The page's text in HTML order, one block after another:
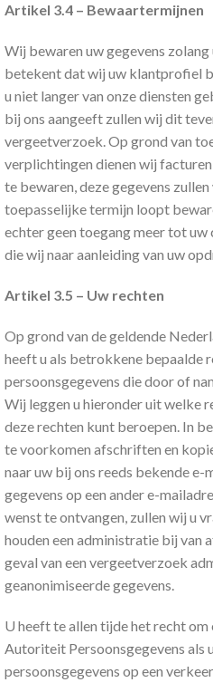
Artikel 3.4 – Bewaartermijnen
Wij bewaren uw gegevens
betekent dat wij uw klantprofiel
u niet langer van onze diensten
bij ons aangeeft zullen wij dit
vergeetverzoek. Op grond van
verplichtingen dienen wij
te bewaren, deze gegevens
toepasselijke termijn loopt
echter geen toegang meer tot
die wij naar aanleiding van uw
Artikel 3.5 – Uw rechten
Op grond van de geldende
heeft u als betrokkene bepaalde
persoonsgegevens die door of
Wij leggen u hieronder uit welke
deze rechten kunt beroepen. In
te voorkomen afschriften en
naar uw bij ons reeds bekende e-
gegevens op een ander e-
wenst te ontvangen, zullen wij u
houden een administratie bij van
geval van een vergeetverzoek
geanonimiseerde gegevens.
U heeft te allen tijde het recht
Autoriteit Persoonsgegevens als
persoonsgegevens op een